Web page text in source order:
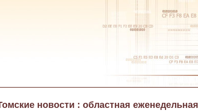
новости : областная